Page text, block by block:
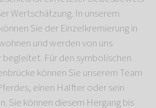
Wertschätzung. In unserem
Sie der Einzelkremierung in
und werden von uns
begleitet. Für den symbolischen
können Sie unserem Team
einen Halfter oder sein
Sie können diesem Hergang bis